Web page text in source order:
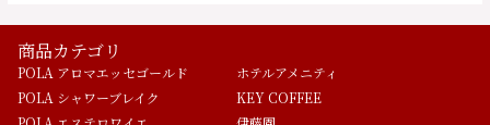
商品カテゴリ
POLA アロマエッセゴールド
POLA シャワーブレイク
ホテルアメニティ
KEY COFFEE